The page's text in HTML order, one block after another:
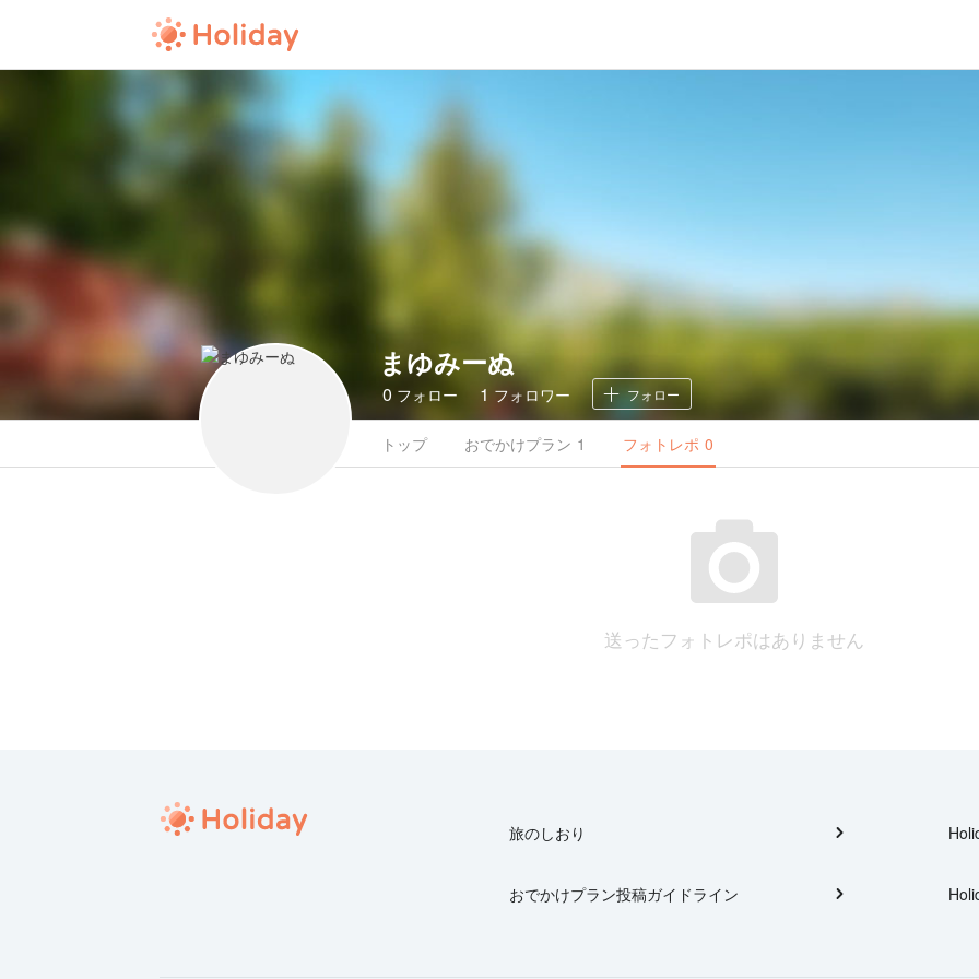
まゆみーぬ
0 フォロー 1 フォロワー フォロー
トップ おでかけプラン 1 フォトレポ 0
送ったフォトレポはありません
旅のしおり
おでかけプラン投稿ガイドライン